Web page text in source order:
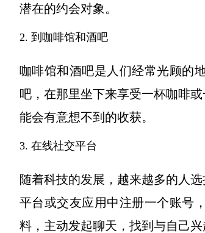
潜在的约会对象。
2. 到咖啡馆和酒吧
咖啡馆和酒吧是人们经常光顾的
吧，在那里坐下来享受一杯咖啡
能会有意想不到的收获。
3. 在线社交平台
随着科技的发展，越来越多的人
平台或交友应用中注册一个账号
料，主动发起聊天，找到与自己兴